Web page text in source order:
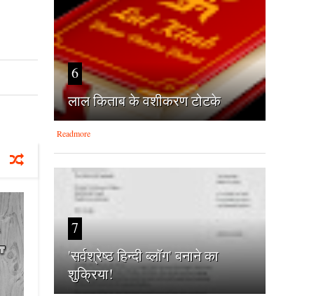
6
लाल किताब के वशीकरण टोटके
Readmore
7
'सर्वश्रेष्‍ठ हिन्‍दी ब्‍लॉग' बनाने का
शुक्रिया!